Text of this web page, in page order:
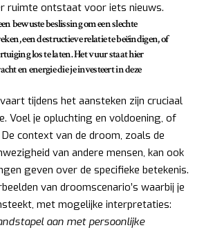
ruimte ontstaat voor iets nieuws.
bewuste beslissing om een slechte
een destructieve relatie te beëindigen, of
los te laten. Het vuur staat hier
en energie die je investeert in deze
tijdens het aansteken zijn cruciaal
Voel je opluchting en voldoening, of
context van de droom, zoals de
van andere mensen, kan ook
geven over de specifieke betekenis.
van droomscenario’s waarbij je
met mogelijke interpretaties:
aan met persoonlijke